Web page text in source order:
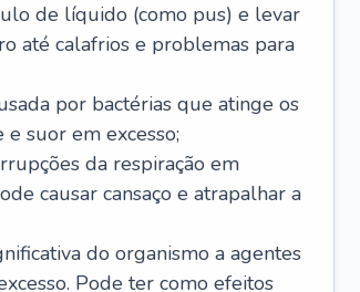
de líquido (como pus) e levar
até calafrios e problemas para
por bactérias que atinge os
suor em excesso;
da respiração em
causar cansaço e atrapalhar a
do organismo a agentes
Pode ter como efeitos